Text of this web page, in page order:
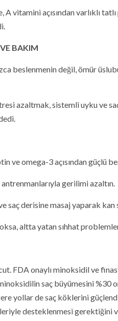
vitamini açısından varlıklı
BAKIM
beslenmenin değil, ömür
azaltmak, sistemli uyku ve
ve omega-3 açısından güçlü
gerilimi azaltın.
saç derisine masaj yaparak kan
altta yatan sıhhat
FDA onaylı minoksidil ve
saç büyümesini %30
yollar de saç köklerini
desteklenmesi gerektiğini